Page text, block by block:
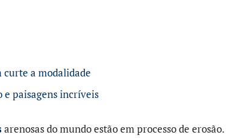
a modalidade
paisagens incríveis
arenosas do mundo estão em processo de erosão.